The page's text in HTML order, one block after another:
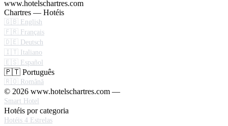
www.hotelschartres.com
Chartres — Hotéis
🇬🇧 English
🇫🇷 Français
🇩🇪 Deutsch
🇮🇹 Italiano
🇪🇸 Español
🇵🇹 Português
🇷🇴 Română
© 2026 www.hotelschartres.com —
Smart Hotel
Hotéis por categoria
Hotéis 4 Estrelas